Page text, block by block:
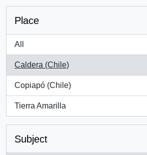
Place
All
Caldera (Chile)
, 2 results
Copiapó (Chile)
, 1 results
Tierra Amarilla
, 1 results
Subject